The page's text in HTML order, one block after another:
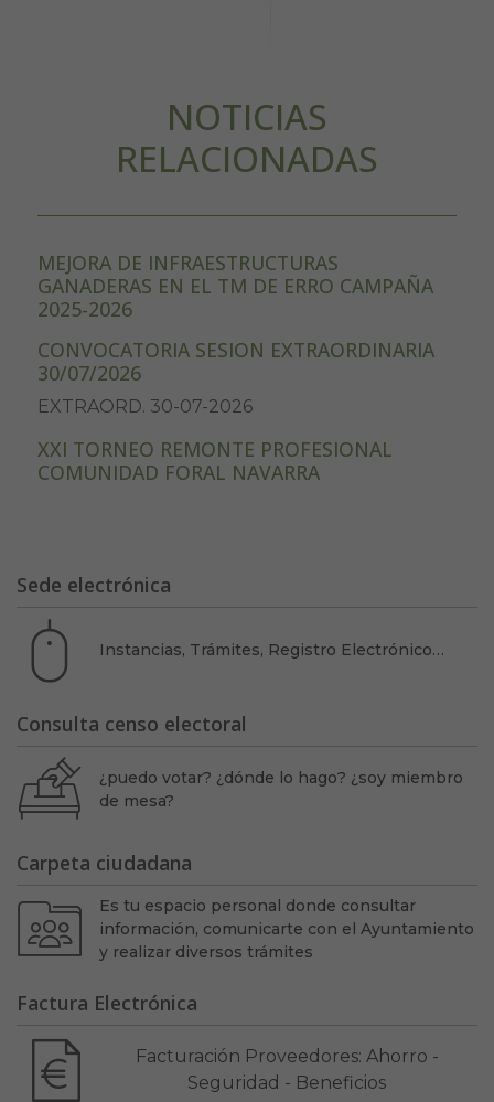
NOTICIAS
RELACIONADAS
MEJORA DE INFRAESTRUCTURAS
GANADERAS EN EL TM DE ERRO CAMPAÑA
2025-2026
CONVOCATORIA SESION EXTRAORDINARIA
30/07/2026
EXTRAORD. 30-07-2026
XXI TORNEO REMONTE PROFESIONAL
COMUNIDAD FORAL NAVARRA
Sede electrónica
Instancias, Trámites, Registro Electrónico…
Consulta censo electoral
¿puedo votar? ¿dónde lo hago? ¿soy miembro
de mesa?
Carpeta ciudadana
Es tu espacio personal donde consultar
información, comunicarte con el Ayuntamiento
y realizar diversos trámites
Factura Electrónica
Facturación Proveedores: Ahorro -
Seguridad - Beneficios